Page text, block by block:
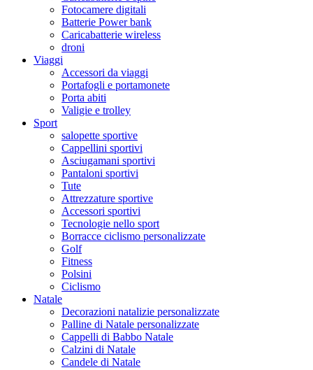
Fotocamere digitali
Batterie Power bank
Caricabatterie wireless
droni
Viaggi
Accessori da viaggi
Portafogli e portamonete
Porta abiti
Valigie e trolley
Sport
salopette sportive
Cappellini sportivi
Asciugamani sportivi
Pantaloni sportivi
Tute
Attrezzature sportive
Accessori sportivi
Tecnologie nello sport
Borracce ciclismo personalizzate
Golf
Fitness
Polsini
Ciclismo
Natale
Decorazioni natalizie personalizzate
Palline di Natale personalizzate
Cappelli di Babbo Natale
Calzini di Natale
Candele di Natale